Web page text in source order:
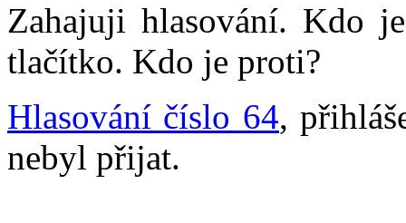
Zahajuji hlasování. Kdo
tlačítko. Kdo je proti?
Hlasování číslo 64,
nebyl přijat.